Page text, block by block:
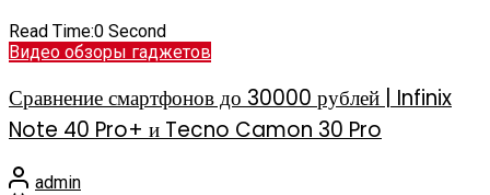
Read Time:0 Second
Видео обзоры гаджетов
Сравнение смартфонов до 30000 рублей | Infinix
Note 40 Pro+ и Tecno Camon 30 Pro
admin